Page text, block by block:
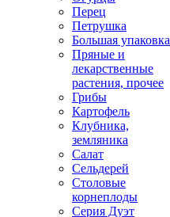
Перец
Петрушка
Большая упаковка
Пряные и
лекарственные
растения, прочее
Грибы
Картофель
Клубника,
земляника
Салат
Сельдерей
Столовые
корнеплоды
Серия Дуэт